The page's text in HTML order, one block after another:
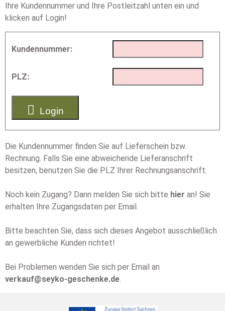
Ihre Kundennummer und Ihre Postleitzahl unten ein und
klicken auf Login!
Kundennummer:
PLZ:
 Login
Die Kundennummer finden Sie auf Lieferschein bzw.
Rechnung. Falls Sie eine abweichende Lieferanschrift
besitzen, benutzen Sie die PLZ Ihrer Rechnungsanschrift.
Noch kein Zugang? Dann melden Sie sich bitte hier an! Sie
erhalten Ihre Zugangsdaten per Email.
Bitte beachten Sie, dass sich dieses Angebot ausschließlich
an gewerbliche Kunden richtet!
Bei Problemen wenden Sie sich per Email an
verkauf@seyko-geschenke.de.